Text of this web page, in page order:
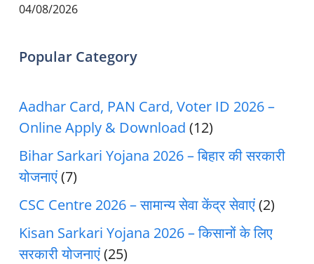
04/08/2026
Popular Category
Aadhar Card, PAN Card, Voter ID 2026 –
Online Apply & Download (12)
Bihar Sarkari Yojana 2026 – बिहार की सरकारी
योजनाएं(7)
CSC Centre 2026 – सामान्य सेवा केंद्र सेवाएं(2)
Kisan Sarkari Yojana 2026 – किसानों के लिए
सरकारी योजनाएं(25)